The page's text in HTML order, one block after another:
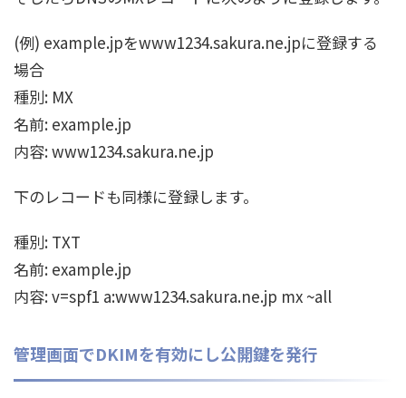
(例) example.jpをwww1234.sakura.ne.jpに登録する
場合
種別: MX
名前: example.jp
内容: www1234.sakura.ne.jp
下のレコードも同様に登録します。
種別: TXT
名前: example.jp
内容: v=spf1 a:www1234.sakura.ne.jp mx ~all
管理画面でDKIMを有効にし公開鍵を発行